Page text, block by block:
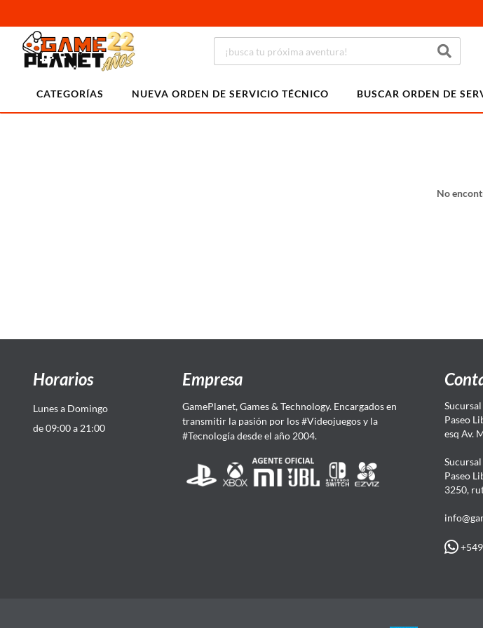
CATEGORÍAS NUEVA ORDEN DE SERVICIO TÉCNICO BUSCAR ORDEN DE
No
Horarios
Lunes a Domingo
de 09:00 a 21:00
Empresa
GamePlanet, Games & Technology. Encargados en
transmitir la pasión por los #Videojuegos y la
#Tecnología desde el año 2004.
Paseo
esq Av.
Paseo
3250,